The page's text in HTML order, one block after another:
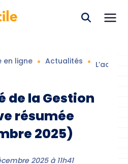
en ligne Actualités
de la Gestion
résumée
2025)
2025 à 11h41